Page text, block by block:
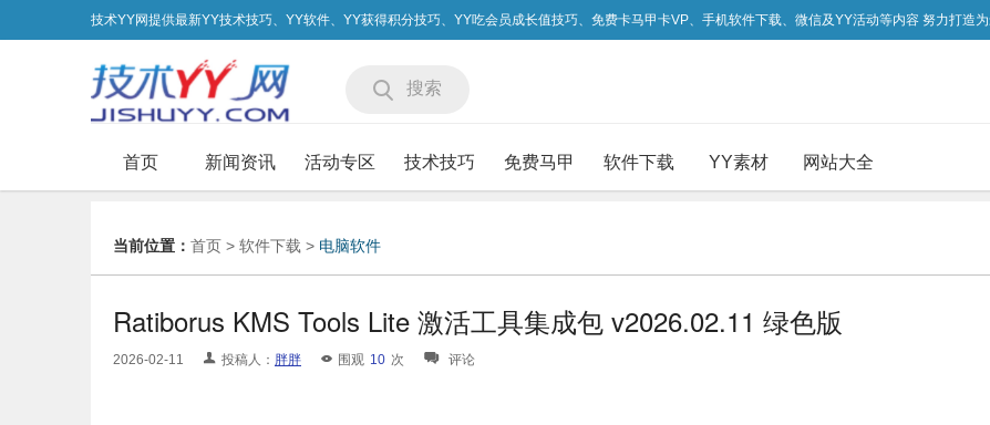
技术YY网提供最新YY技术技巧、YY软件、YY获得积分技巧、YY吃会员成长值技巧、免费卡马甲卡VP、手机软件下载、微信及YY活动等内容 努力打造为
搜索
首页 新闻资讯 活动专区 技术技巧 免费马甲 软件下载 YY素材 网站大全
当前位置： 首页 > 软件下载 > 电脑软件
Ratiborus KMS Tools Lite 激活工具集成包 v2026.02.11 绿色版
2026-02-11 投稿人： 胖胖 围观 10 次 评论